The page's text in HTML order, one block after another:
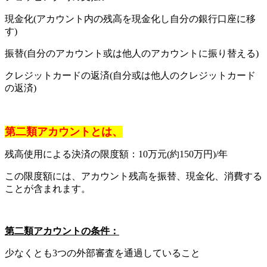
現金化(アカウント内の残高を現金化し自分の銀行口座に移
す)
振替(自分のアカウント或は他人のアカウントに振り替える)
クレジットカードの返済(自分或は他人のクレジットカード
の返済)
第二類アカウントとは、
残高使用による決済の限度額：10万元(約150万円)/年
この限度額には、アカウント残高を振替、現金化、消費する
ことが含まれます。
第二類アカウントの条件：
少なくとも3つの外部審査を通過していること